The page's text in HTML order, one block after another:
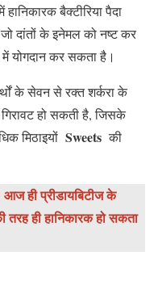
हानिकारक बैक्टीरिया पैदा
दांतों के इनेमल को नष्ट कर
योगदान कर सकता है।
के सेवन से रक्त शर्करा के
हो सकती है, जिसके
मिठाइयों Sweetsकी
ही प्रीडायबिटीज के
तरह ही हानिकारक हो सकता